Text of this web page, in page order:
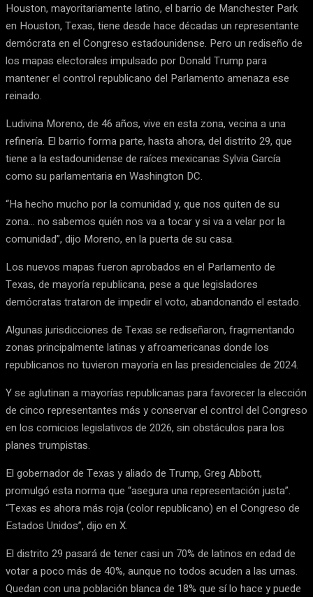
Houston, mayoritariamente latino, el barrio de Manchester Park
en Houston, Texas, tiene desde hace décadas un representante
demócrata en el Congreso estadounidense. Pero un rediseño de
los mapas electorales impulsado por Donald Trump para
mantener el control republicano del Parlamento amenaza ese
reinado.
Ludivina Moreno, de 46 años, vive en esta zona, vecina a una
refinería. El barrio forma parte, hasta ahora, del distrito 29, que
tiene a la estadounidense de raíces mexicanas Sylvia García
como su parlamentaria en Washington DC.
“Ha hecho mucho por la comunidad y, que nos quiten de su
zona… no sabemos quién nos va a tocar y si va a velar por la
comunidad”, dijo Moreno, en la puerta de su casa.
Los nuevos mapas fueron aprobados en el Parlamento de
Texas, de mayoría republicana, pese a que legisladores
demócratas trataron de impedir el voto, abandonando el estado.
Algunas jurisdicciones de Texas se rediseñaron, fragmentando
zonas principalmente latinas y afroamericanas donde los
republicanos no tuvieron mayoría en las presidenciales de 2024.
Y se aglutinan a mayorías republicanas para favorecer la elección
de cinco representantes más y conservar el control del Congreso
en los comicios legislativos de 2026, sin obstáculos para los
planes trumpistas.
El gobernador de Texas y aliado de Trump, Greg Abbott,
promulgó esta norma que “asegura una representación justa”.
“Texas es ahora más roja (color republicano) en el Congreso de
Estados Unidos”, dijo en X.
El distrito 29 pasará de tener casi un 70% de latinos en edad de
votar a poco más de 40%, aunque no todos acuden a las urnas.
Quedan con una población blanca de 18% que sí lo hace y puede